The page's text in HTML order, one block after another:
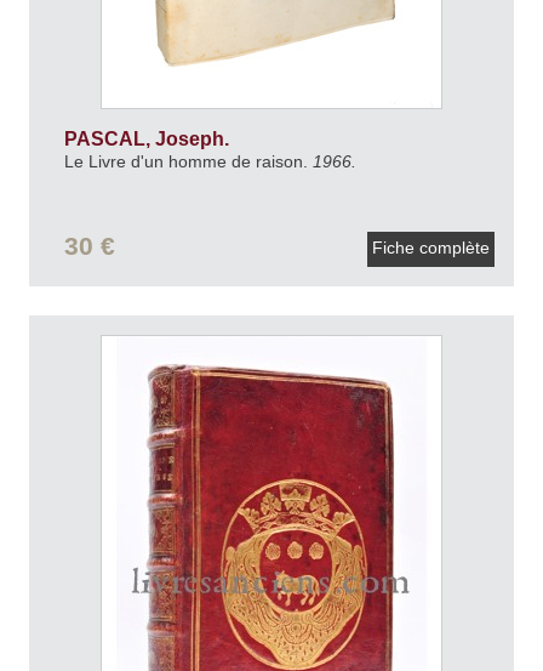
PASCAL, Joseph.
Le Livre d'un homme de raison. 1966.
30 € Fiche complète